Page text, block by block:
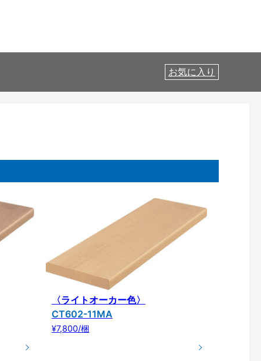
お気に入り
〈ライトオーカー色〉
CT602-11MA
¥7,800/梱